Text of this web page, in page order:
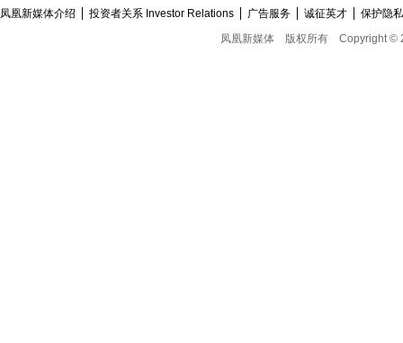
凤凰新媒体介绍 投资者关系 Investor Relations 广告服务 诚征英才
保护隐
凤凰新媒体
版权所有 Copyright ©